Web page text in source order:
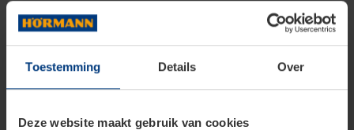
Toestemming Details Over
Deze website maakt gebruik van cookies